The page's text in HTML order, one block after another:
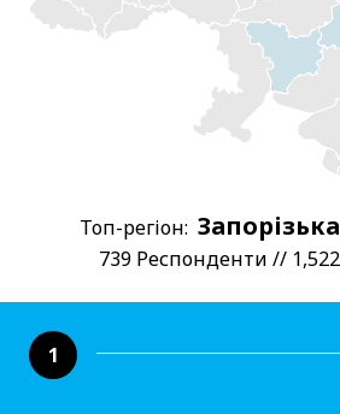
Топ-регіон:
739 Респонденти //
1